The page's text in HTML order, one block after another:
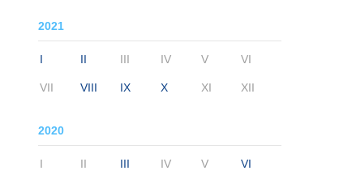
2021
I II III IV V VI
VII VIII IX X XI XII
2020
I II III IV V VI